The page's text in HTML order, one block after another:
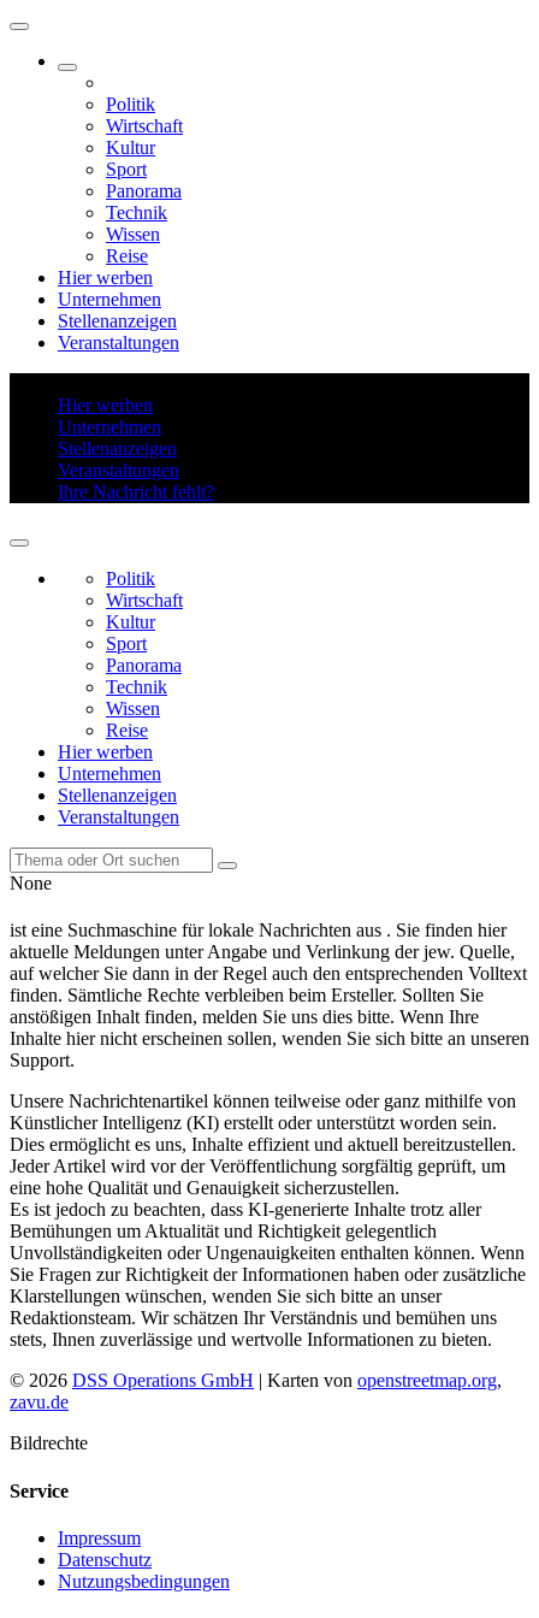
Politik
Wirtschaft
Kultur
Sport
Panorama
Technik
Wissen
Reise
Hier werben
Unternehmen
Stellenanzeigen
Veranstaltungen
Hier werben
Unternehmen
Stellenanzeigen
Veranstaltungen
Ihre Nachricht fehlt?
Politik
Wirtschaft
Kultur
Sport
Panorama
Technik
Wissen
Reise
Hier werben
Unternehmen
Stellenanzeigen
Veranstaltungen
None
ist eine Suchmaschine für lokale Nachrichten aus . Sie finden hier
aktuelle Meldungen unter Angabe und Verlinkung der jew. Quelle,
auf welcher Sie dann in der Regel auch den entsprechenden Volltext
finden. Sämtliche Rechte verbleiben beim Ersteller. Sollten Sie
anstößigen Inhalt finden, melden Sie uns dies bitte. Wenn Ihre
Inhalte hier nicht erscheinen sollen, wenden Sie sich bitte an unseren
Support.
Unsere Nachrichtenartikel können teilweise oder ganz mithilfe von
Künstlicher Intelligenz (KI) erstellt oder unterstützt worden sein.
Dies ermöglicht es uns, Inhalte effizient und aktuell bereitzustellen.
Jeder Artikel wird vor der Veröffentlichung sorgfältig geprüft, um
eine hohe Qualität und Genauigkeit sicherzustellen.
Es ist jedoch zu beachten, dass KI-generierte Inhalte trotz aller
Bemühungen um Aktualität und Richtigkeit gelegentlich
Unvollständigkeiten oder Ungenauigkeiten enthalten können. Wenn
Sie Fragen zur Richtigkeit der Informationen haben oder zusätzliche
Klarstellungen wünschen, wenden Sie sich bitte an unser
Redaktionsteam. Wir schätzen Ihr Verständnis und bemühen uns
stets, Ihnen zuverlässige und wertvolle Informationen zu bieten.
© 2026 DSS Operations GmbH | Karten von openstreetmap.org,
zavu.de
Bildrechte
Service
Impressum
Datenschutz
Nutzungsbedingungen